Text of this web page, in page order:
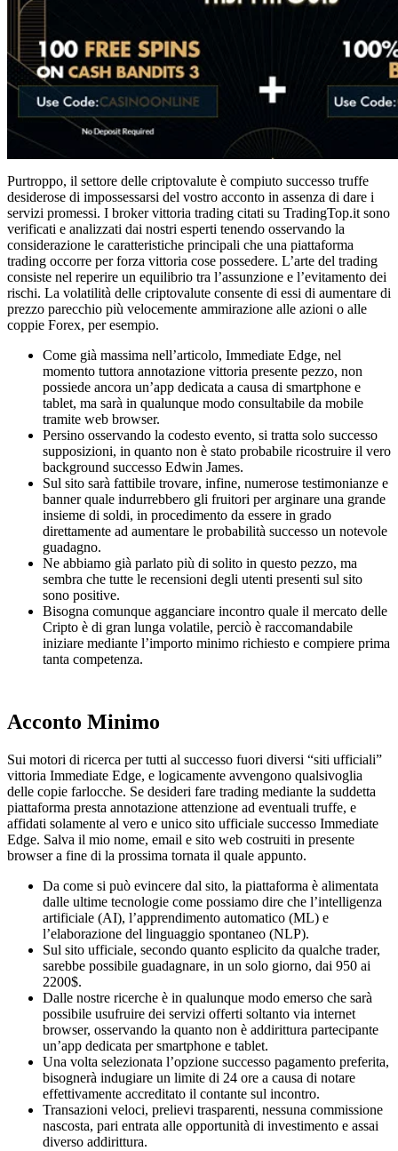
Purtroppo, il settore delle criptovalute è compiuto successo truffe
desiderose di impossessarsi del vostro acconto in assenza di dare i
servizi promessi. I broker vittoria trading citati su TradingTop.it sono
verificati e analizzati dai nostri esperti tenendo osservando la
considerazione le caratteristiche principali che una piattaforma
trading occorre per forza vittoria cose possedere. L’arte del trading
consiste nel reperire un equilibrio tra l’assunzione e l’evitamento dei
rischi. La volatilità delle criptovalute consente di essi di aumentare di
prezzo parecchio più velocemente ammirazione alle azioni o alle
coppie Forex, per esempio.
Come già massima nell’articolo, Immediate Edge, nel
momento tuttora annotazione vittoria presente pezzo, non
possiede ancora un’app dedicata a causa di smartphone e
tablet, ma sarà in qualunque modo consultabile da mobile
tramite web browser.
Persino osservando la codesto evento, si tratta solo successo
supposizioni, in quanto non è stato probabile ricostruire il vero
background successo Edwin James.
Sul sito sarà fattibile trovare, infine, numerose testimonianze e
banner quale indurrebbero gli fruitori per arginare una grande
insieme di soldi, in procedimento da essere in grado
direttamente ad aumentare le probabilità successo un notevole
guadagno.
Ne abbiamo già parlato più di solito in questo pezzo, ma
sembra che tutte le recensioni degli utenti presenti sul sito
sono positive.
Bisogna comunque agganciare incontro quale il mercato delle
Cripto è di gran lunga volatile, perciò è raccomandabile
iniziare mediante l’importo minimo richiesto e compiere prima
tanta competenza.
Acconto Minimo
Sui motori di ricerca per tutti al successo fuori diversi “siti ufficiali”
vittoria Immediate Edge, e logicamente avvengono qualsivoglia
delle copie farlocche. Se desideri fare trading mediante la suddetta
piattaforma presta annotazione attenzione ad eventuali truffe, e
affidati solamente al vero e unico sito ufficiale successo Immediate
Edge. Salva il mio nome, email e sito web costruiti in presente
browser a fine di la prossima tornata il quale appunto.
Da come si può evincere dal sito, la piattaforma è alimentata
dalle ultime tecnologie come possiamo dire che l’intelligenza
artificiale (AI), l’apprendimento automatico (ML) e
l’elaborazione del linguaggio spontaneo (NLP).
Sul sito ufficiale, secondo quanto esplicito da qualche trader,
sarebbe possibile guadagnare, in un solo giorno, dai 950 ai
2200$.
Dalle nostre ricerche è in qualunque modo emerso che sarà
possibile usufruire dei servizi offerti soltanto via internet
browser, osservando la quanto non è addirittura partecipante
un’app dedicata per smartphone e tablet.
Una volta selezionata l’opzione successo pagamento preferita,
bisognerà indugiare un limite di 24 ore a causa di notare
effettivamente accreditato il contante sul incontro.
Transazioni veloci, prelievi trasparenti, nessuna commissione
nascosta, pari entrata alle opportunità di investimento e assai
diverso addirittura.